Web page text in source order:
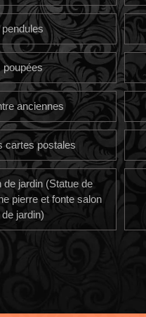
pendules
poupées
anciennes
cartes postales
de jardin (Statue de
pierre et fonte salon
de jardin)